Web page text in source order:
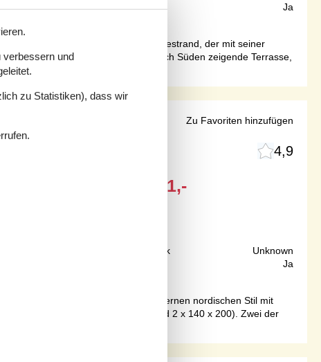
151 m²
Internet
Ja
die Dünen an den schönen Badestrand, der mit seiner
aus gelangen Sie auf die große, nach Süden zeigende Terrasse,
4,9
1.071,-
Grundstück
Unknown
Ja
Ålbæk. Das Haus wurde im modernen nordischen Stil mit
(Bettengrößen: 2 x 90 x 200 und 2 x 140 x 200). Zwei der
Zu Favoriten hinzufügen
verbessern und
zu Statistiken), dass wir